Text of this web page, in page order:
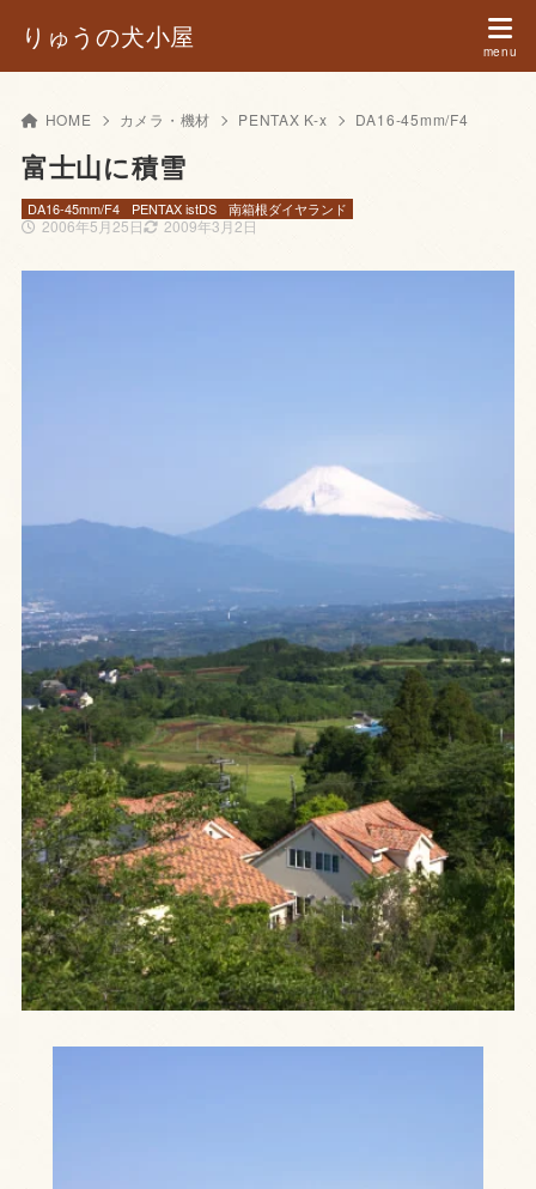
りゅうの犬小屋
HOME カメラ・機材 PENTAX K-x DA16-45mm/F4
富士山に積雪
2006年5月25日 2009年3月2日
DA16-45mm/F4 PENTAX istDS 南箱根ダイヤランド